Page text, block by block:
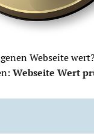
Webseite
Webseite Wert